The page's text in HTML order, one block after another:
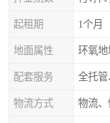
起租期 1个月
地面属性 环氧地
配套服务 全托
物流方式 物流